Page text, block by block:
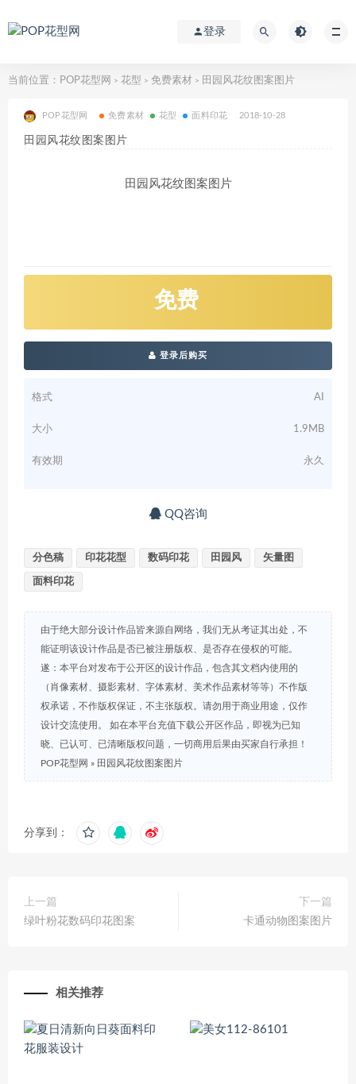
登录
当前位置： POP花型网 > 花型 > 免费素材 > 田园风花纹图案图片
POP花型网 免费素材 花型 面料印花 2018-10-28
田园风花纹图案图片
田园风花纹图案图片
免费
登录后购买
格式 AI
大小 1.9MB
有效期 永久
QQ咨询
分色稿 印花花型 数码印花 田园风 矢量图
面料印花
由于绝大部分设计作品皆来源自网络，我们无从考证其出处，不
能证明该设计作品是否已被注册版权、是否存在侵权的可能。
遂：本平台对发布于公开区的设计作品，包含其文档内使用的
（肖像素材、摄影素材、字体素材、美术作品素材等等）不作版
权承诺，不作版权保证，不主张版权。请勿用于商业用途，仅作
设计交流使用。 如在本平台充值下载公开区作品，即视为已知
晓、已认可、已清晰版权问题，一切商用后果由买家自行承担！
POP花型网 » 田园风花纹图案图片
分享到：
上一篇
绿叶粉花数码印花图案
下一篇
卡通动物图案图片
相关推荐